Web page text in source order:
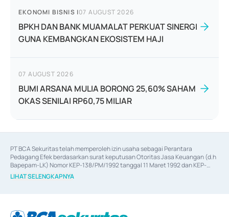
EKONOMI BISNIS |07 AUGUST 2026
BPKH DAN BANK MUAMALAT PERKUAT SINERGI
GUNA KEMBANGKAN EKOSISTEM HAJI
07 AUGUST 2026
BUMI ARSANA MULIA BORONG 25,60% SAHAM
OKAS SENILAI RP60,75 MILIAR
PT BCA Sekuritas telah memperoleh izin usaha sebagai Perantara
Pedagang Efek berdasarkan surat keputusan Otoritas Jasa Keuangan (d.h
Bapepam-LK) Nomor KEP-138/PM/1992 tanggal 11 Maret 1992 dan KEP-
06/D.04/2014 tanggal 28 Februari 2014, izin usaha sebagai Penjamin Emisi
Efek berdasarkan surat keputusan Otoritas Jasa Keuangan Nomor KEP-
berdasarkan surat keputusan Otoritas Jasa Keuangan Nomor S-
LIHAT SELENGKAPNYA